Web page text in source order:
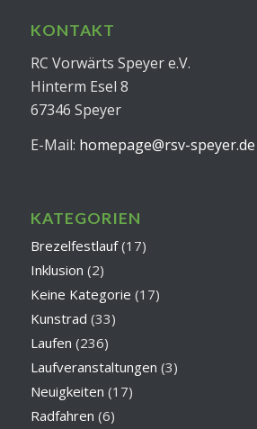
KONTAKT
RC Vorwärts Speyer e.V.
Hinterm Esel 8
67346 Speyer
E-Mail: homepage@rsv-speyer.de
KATEGORIEN
Brezelfestlauf(17)
Inklusion (2)
Keine Kategorie (17)
Kunstrad (33)
Laufen (236)
Laufveranstaltungen (3)
Neuigkeiten (17)
Radfahren (6)